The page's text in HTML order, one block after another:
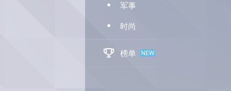
D 军事
D 时尚
 榜单 NEW